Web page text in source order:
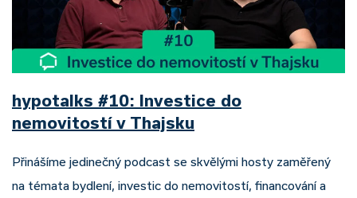
hypotalks #10: Investice do
nemovitostí v Thajsku
Přinášíme jedinečný podcast se skvělými hosty zaměřený
na témata bydlení, investic do nemovitostí, financování a